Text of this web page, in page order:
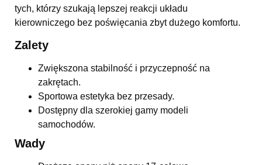
tych, którzy szukają lepszej reakcji układu
kierowniczego bez poświęcania zbyt dużego komfortu.
Zalety
Zwiększona stabilność i przyczepność na
zakrętach.
Sportowa estetyka bez przesady.
Dostępny dla szerokiej gamy modeli
samochodów.
Wady